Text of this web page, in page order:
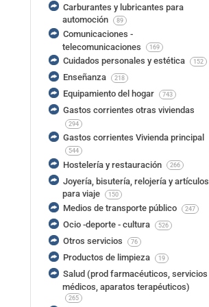
Carburantes y lubricantes para
automoción
89
Comunicaciones -
telecomunicaciones
169
Cuidados personales y estética 152
Enseñanza 218
Equipamiento del hogar 743
Gastos corrientes otras viviendas
294
Gastos corrientes Vivienda principal
544
Hostelería y restauración 266
Joyería, bisutería, relojería y artículos
para viaje
150
Medios de transporte público 247
Ocio -deporte - cultura 526
Otros servicios 76
Productos de limpieza 19
Salud (prod farmacéuticos, servicios
médicos, aparatos terapéuticos)
265